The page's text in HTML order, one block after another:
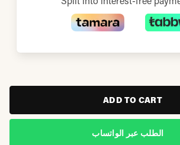
ADD TO CART
الطلب عبر الواتساب